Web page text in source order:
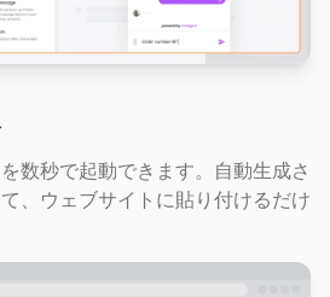
数秒で起動できます。自動生成さ
、ウェブサイトに貼り付けるだけ